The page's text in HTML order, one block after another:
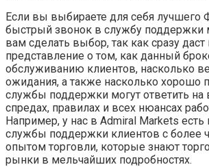
Если вы выбираете для себя лучшего
быстрый звонок в службу поддержки
вам сделать выбор, так как сразу
представление о том, как данный
обслуживанию клиентов, насколько
ожидания, а также насколько хорошо
службы поддержки могут ответить на
спредах, правилах и всех нюансах
Например, у нас в Admiral Markets есть
службы поддержки клиентов с более
опытом торговли, которые знают
рынки в мельчайших подробностях.